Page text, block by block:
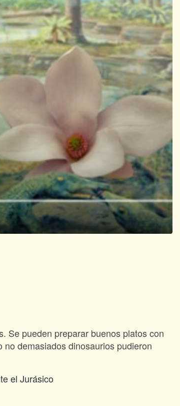
Se pueden preparar buenos platos con
demasiados dinosaurios pudieron
el Jurásico